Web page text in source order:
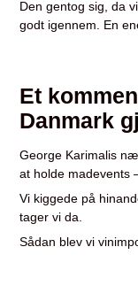
Den gentog sig, da
godt igennem. En
Et
Danmark
George Karimalis
at holde madevents
Vi kiggede på
tager vi da.
Sådan blev vi